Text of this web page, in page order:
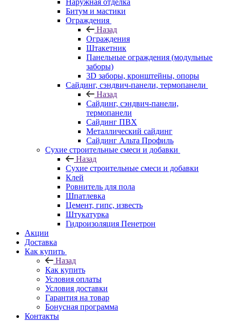
Наружная отделка
Битум и мастики
Ограждения
Назад
Ограждения
Штакетник
Панельные ограждения (модульные
заборы)
3D заборы, кронштейны, опоры
Cайдинг, сэндвич-панели, термопанели
Назад
Cайдинг, сэндвич-панели,
термопанели
Сайдинг ПВХ
Металлический сайдинг
Сайдинг Альта Профиль
Сухие строительные смеси и добавки
Назад
Сухие строительные смеси и добавки
Клей
Ровнитель для пола
Шпатлевка
Цемент, гипс, известь
Штукатурка
Гидроизоляция Пенетрон
Акции
Доставка
Как купить
Назад
Как купить
Условия оплаты
Условия доставки
Гарантия на товар
Бонусная программа
Контакты